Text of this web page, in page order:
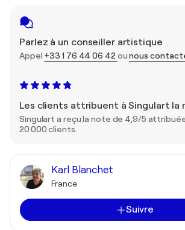
Parlez à un conseiller artistique
Appel +33 1 76 44 06 42 ounous
Les clients attribuent à Singulart la
Singulart a reçu la note de 4,9/5
20 000 clients.
Karl Blanchet
France
Suivre